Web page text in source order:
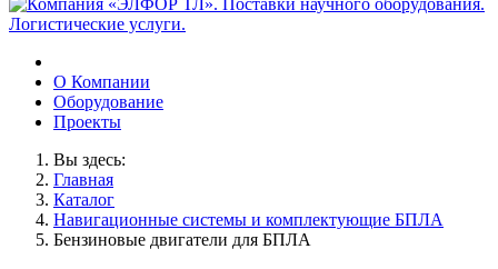
О Компании
Оборудование
Проекты
Вы здесь:
Главная
Каталог
Навигационные системы и комплектующие БПЛА
Бензиновые двигатели для БПЛА